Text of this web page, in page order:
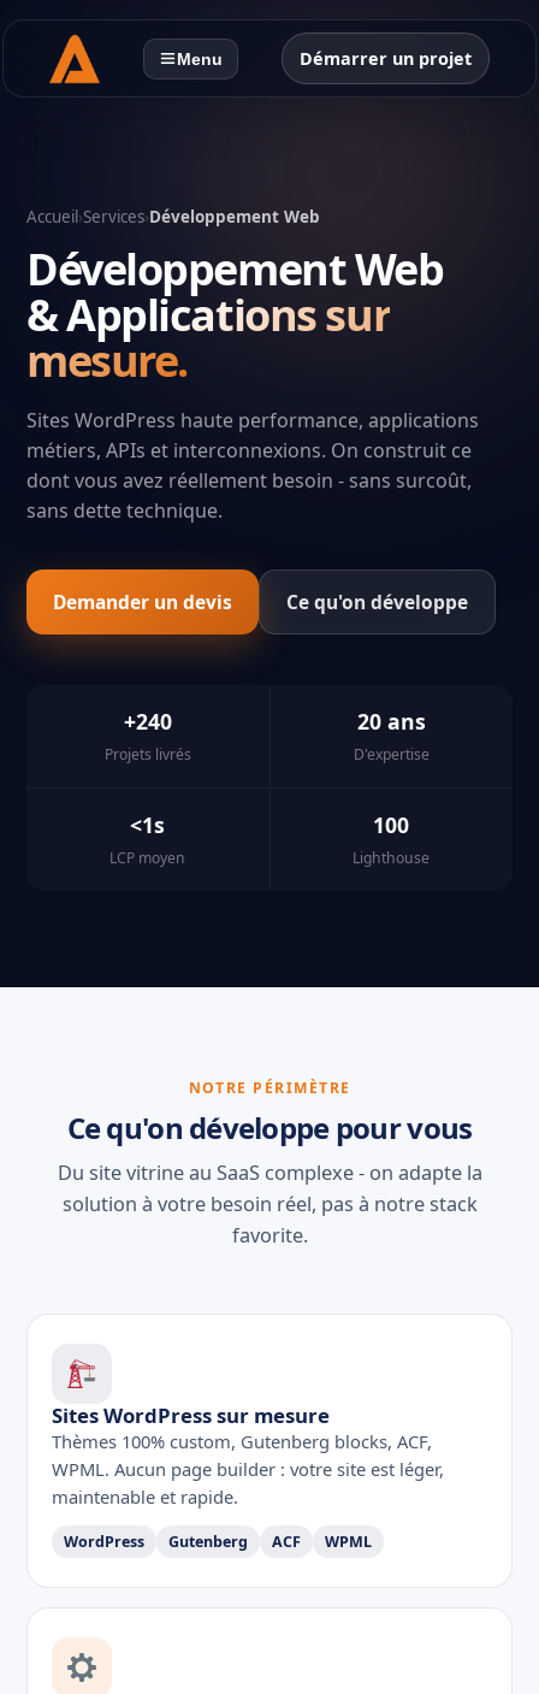
Menu Démarrer un projet
Accueil›Services›Développement Web
Développement Web
& Applications sur
mesure.
Sites WordPress haute performance, applications
métiers, APIs et interconnexions. On construit ce
dont vous avez réellement besoin - sans surcoût,
sans dette technique.
Demander un devis Ce qu'on développe
+240
Projets livrés
20 ans
D'expertise
<1s
LCP moyen
100
Lighthouse
NOTRE PÉRIMÈTRE
Ce qu'on développe pour vous
Du site vitrine au SaaS complexe - on adapte la
solution à votre besoin réel, pas à notre stack
favorite.
Sites WordPress sur mesure
Thèmes 100% custom, Gutenberg blocks, ACF,
WPML. Aucun page builder : votre site est léger,
maintenable et rapide.
WordPress Gutenberg ACF WPML